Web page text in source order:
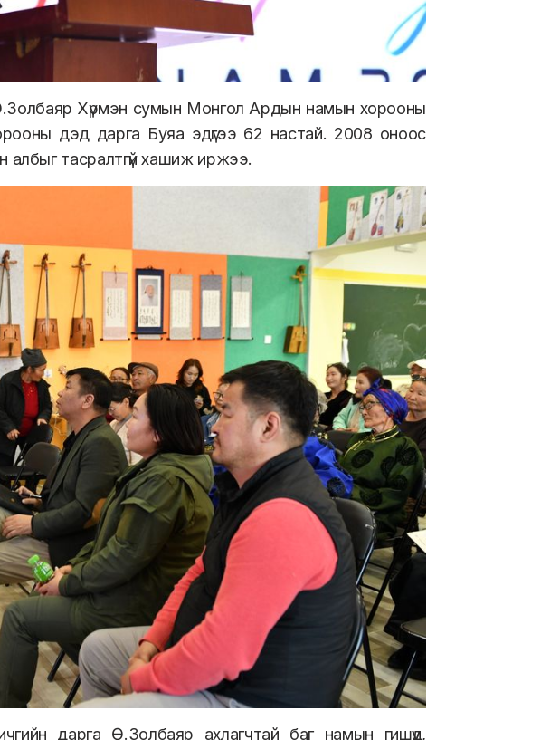
Хүрмэн сумын Монгол Ардын намын хорооны
дэд дарга Буяа эдүгээ 62 настай. 2008 оноос
тасралтгүй хашиж иржээ.
дарга Ө.Золбаяр ахлагчтай баг намын гишүүд,